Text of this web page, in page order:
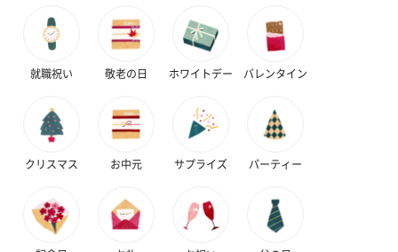
就職祝い 敬老の日 ホワイトデー バレンタイン
クリスマス お中元 サプライズ パーティー